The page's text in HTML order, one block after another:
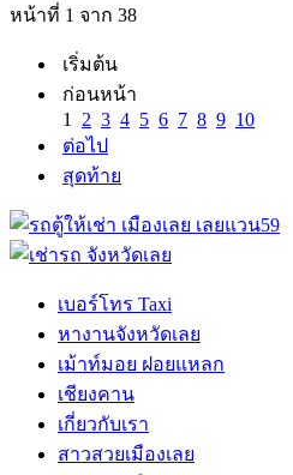
หน้าที่ 1 จาก 38
เริ่มต้น
ก่อนหน้า
1
2 3 4 5 6 7 8 9 10
ต่อไป
สุดท้าย
เบอร์โทร Taxi
หางานจังหวัดเลย
เม้าท์มอย ฝอยแหลก
เชียงคาน
เกี่ยวกับเรา
สาวสวยเมืองเลย